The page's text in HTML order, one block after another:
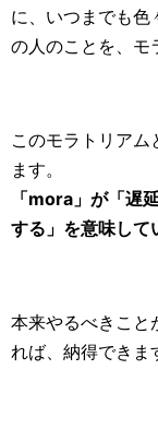
に、いつまでも色
の人のことを、モ
このモラトリアム
ます。
「mora」が「遅
する」を意味して
本来やるべきこと
れば、納得できま